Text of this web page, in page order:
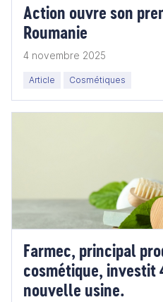
Action ouvre son
Roumanie
4 novembre 2025
Article Cosmétiques
Farmec, principal
cosmétique, investit
nouvelle usine.